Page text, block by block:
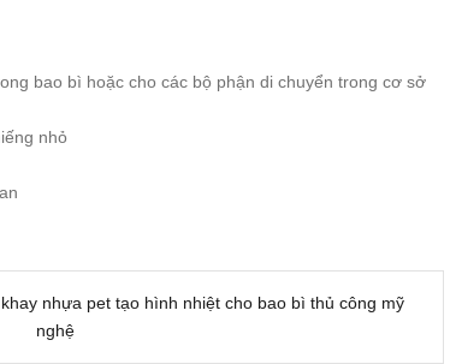
bao bì hoặc cho các bộ phận di chuyển trong cơ sở
nhỏ
nhựa pet tạo hình nhiệt cho bao bì thủ công mỹ
nghệ